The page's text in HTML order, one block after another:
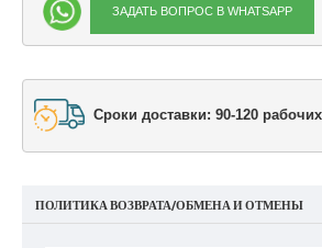
ЗАДАТЬ ВОПРОС В WHATSAPP
Сроки доставки: 90-120
ПОЛИТИКА ВОЗВРАТА/ОБМЕНА И ОТМЕНЫ